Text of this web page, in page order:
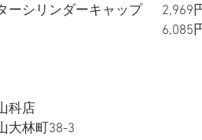
ーシリンダーキャップ　  2,969
　　　　　　　　　　　  6,085
科店
大林町38-3